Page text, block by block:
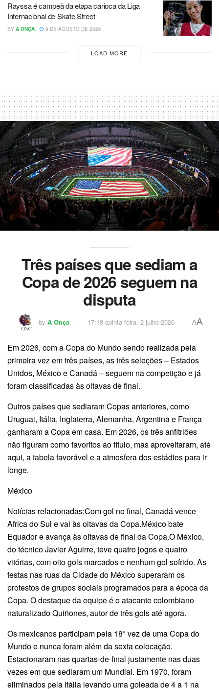
Rayssa é campeã da etapa carioca da Liga
Internacional de Skate Street
BY A ONÇA 9 DE AGOSTO DE 2026
LOAD MORE
Três países que sediam a
Copa de 2026 seguem na
disputa
by A Onça 17:18 quinta-feira, 2 julho 2026 AA
Em 2026, com a Copa do Mundo sendo realizada pela
primeira vez em três países, as três seleções – Estados
Unidos, México e Canadá – seguem na competição e já
foram classificadas às oitavas de final.
Outros países que sediaram Copas anteriores, como
Uruguai, Itália, Inglaterra, Alemanha, Argentina e França
ganharam a Copa em casa. Em 2026, os três anfitriões
não figuram como favoritos ao título, mas aproveitaram, até
aqui, a tabela favorável e a atmosfera dos estádios para ir
longe.
México
Notícias relacionadas:Com gol no final, Canadá vence
Africa do Sul e vai às oitavas da Copa.México bate
Equador e avança às oitavas de final da Copa.O México,
do técnico Javier Aguirre, teve quatro jogos e quatro
vitórias, com oito gols marcados e nenhum gol sofrido. As
festas nas ruas da Cidade do México superaram os
protestos de grupos sociais programados para a época da
Copa. O destaque da equipe é o atacante colombiano
naturalizado Quiñones, autor de três gols até agora.
Os mexicanos participam pela 18ª vez de uma Copa do
Mundo e nunca foram além da sexta colocação.
Estacionaram nas quartas-de-final justamente nas duas
vezes em que sediaram um Mundial. Em 1970, foram
eliminados pela Itália levando uma goleada de 4 a 1 na